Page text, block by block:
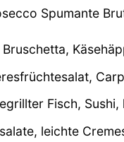
Spumante
Bruschetta,
Fisch,
leichte